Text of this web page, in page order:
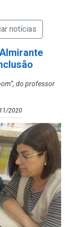
a Busca de Notícias
do professor
2020